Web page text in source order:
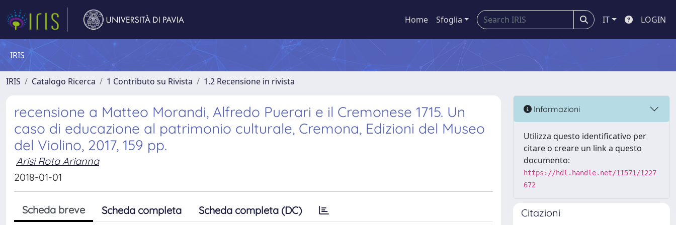
Home Sfoglia IT LOGIN
IRIS
IRIS Catalogo Ricerca 1 Contributo su Rivista 1.2 Recensione in rivista
recensione a Matteo Morandi, Alfredo Puerari e il Cremonese 1715. Un
caso di educazione al patrimonio culturale, Cremona, Edizioni del Museo
del Violino, 2017, 159 pp.
Arisi Rota Arianna
2018-01-01
Scheda breve Scheda completa Scheda completa (DC)
Informazioni
Utilizza questo identificativo per
citare o creare un link a questo
documento:
https://hdl.handle.net/11571/1227
672
Citazioni